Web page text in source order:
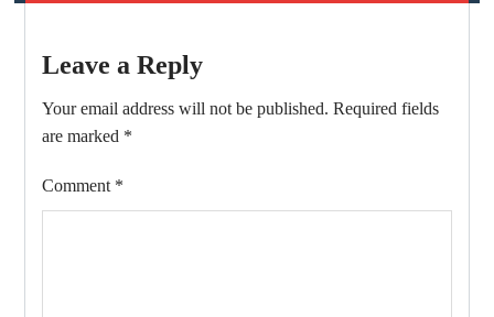
Leave a Reply
Your email address will not be published. Required fields
are marked *
Comment *